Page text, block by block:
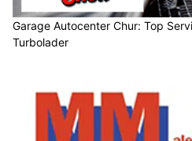
Garage Autocenter Chur: Top
Turbolader